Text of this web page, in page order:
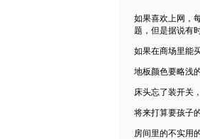
如果喜欢上网，
题，但是据说有
如果在商场里能
地板颜色要略浅
床头忘了装开关
将来打算要孩子
房间里的不实用